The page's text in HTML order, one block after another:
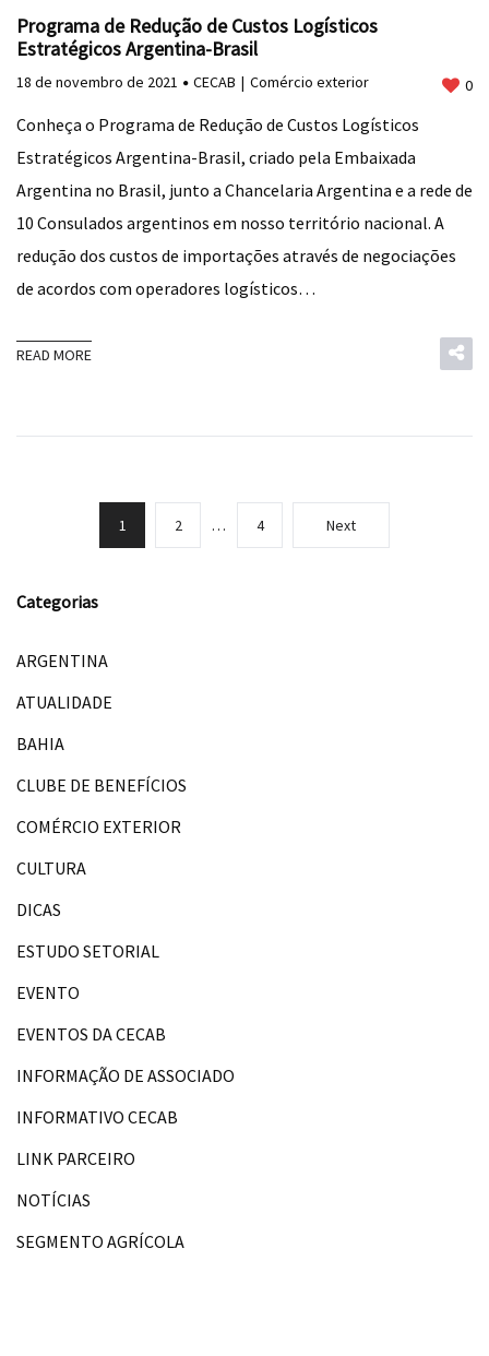
Programa de Redução de Custos Logísticos
Estratégicos Argentina-Brasil
18 de novembro de 2021 CECAB Comércio exterior 0
Conheça o Programa de Redução de Custos Logísticos
Estratégicos Argentina-Brasil, criado pela Embaixada
Argentina no Brasil, junto a Chancelaria Argentina e a rede de
10 Consulados argentinos em nosso território nacional. A
redução dos custos de importações através de negociações
de acordos com operadores logísticos…
READ MORE
1 2 … 4 Next
Categorias
ARGENTINA
ATUALIDADE
BAHIA
CLUBE DE BENEFÍCIOS
COMÉRCIO EXTERIOR
CULTURA
DICAS
ESTUDO SETORIAL
EVENTO
EVENTOS DA CECAB
INFORMAÇÃO DE ASSOCIADO
INFORMATIVO CECAB
LINK PARCEIRO
NOTÍCIAS
SEGMENTO AGRÍCOLA